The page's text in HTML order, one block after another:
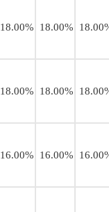
18.00% 18.00%
18.00% 18.00%
16.00% 16.00%